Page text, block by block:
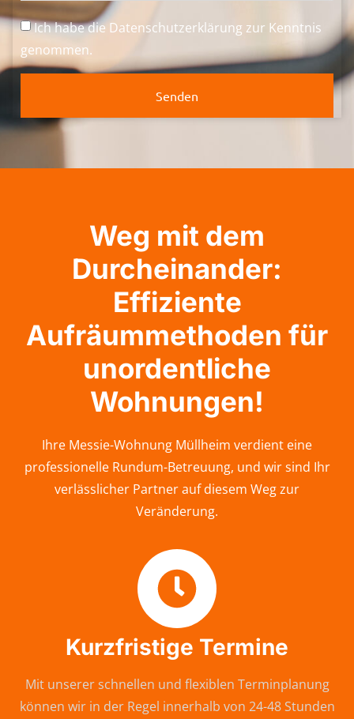
Ich habe die Datenschutzerklärung zur Kenntnis
genommen.
Senden
Weg mit dem
Durcheinander:
Effiziente
Aufräummethoden für
unordentliche
Wohnungen!
Ihre Messie-Wohnung Müllheim verdient eine
professionelle Rundum-Betreuung, und wir sind Ihr
verlässlicher Partner auf diesem Weg zur
Veränderung.
Kurzfristige Termine
Mit unserer schnellen und flexiblen Terminplanung
können wir in der Regel innerhalb von 24-48 Stunden